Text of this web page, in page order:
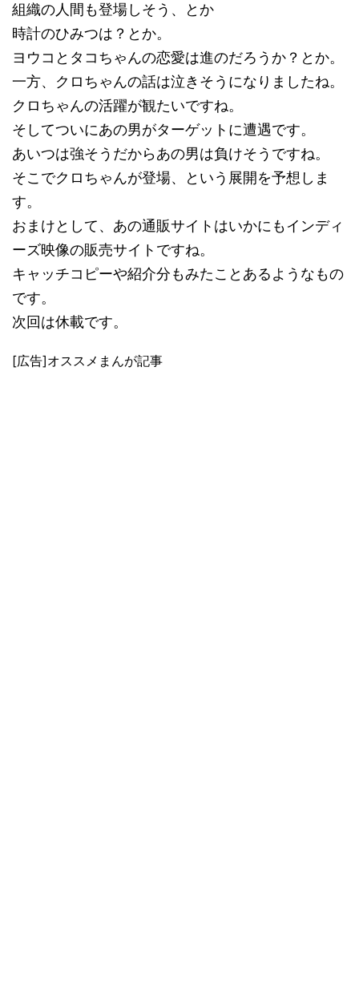
組織の人間も登場しそう、とか
時計のひみつは？とか。
ヨウコとタコちゃんの恋愛は進のだろうか？とか。
一方、クロちゃんの話は泣きそうになりましたね。
クロちゃんの活躍が観たいですね。
そしてついにあの男がターゲットに遭遇です。
あいつは強そうだからあの男は負けそうですね。
そこでクロちゃんが登場、という展開を予想しま
す。
おまけとして、あの通販サイトはいかにもインディ
ーズ映像の販売サイトですね。
キャッチコピーや紹介分もみたことあるようなもの
です。
次回は休載です。
[広告]オススメまんが記事